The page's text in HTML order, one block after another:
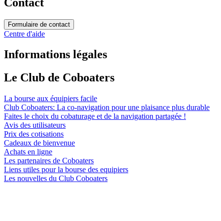
Formulaire de contact
Centre d'aide
Informations légales
Le Club de Coboaters
La bourse aux équipiers facile
Club Coboaters: La co-navigation pour une plaisance plus durable
Faites le choix du cobaturage et de la navigation partagée !
Avis des utilisateurs
Prix des cotisations
Cadeaux de bienvenue
Achats en ligne
Les partenaires de Coboaters
Liens utiles pour la bourse des equipiers
Les nouvelles du Club Coboaters